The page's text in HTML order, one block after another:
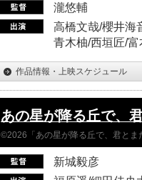
瀧悠輔
高橋文哉/櫻井海
青木柚/西垣匠/
作品情報・上映スケジュール
あの星が降る丘で、
©2026「あの星が降る丘で、君とま
新城毅彦